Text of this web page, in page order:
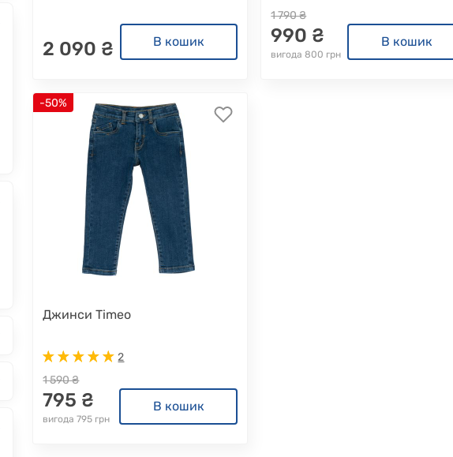
2 090 ₴ В кошик
1 790 ₴
990 ₴
вигода 800 грн
В кошик
-50%
Джинси Timeo
2
1 590 ₴
795 ₴
вигода 795 грн
В кошик